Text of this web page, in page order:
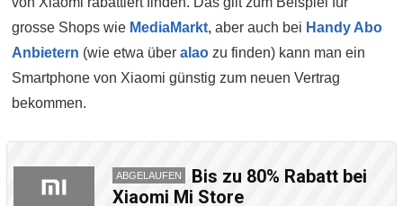
grosse Shops wie MediaMarkt, aber auch bei Handy Abo
Anbietern (wie etwa über alao zu finden) kann man ein
Smartphone von Xiaomi günstig zum neuen Vertrag
bekommen.
ABGELAUFEN
Bis zu 80% Rabatt bei
Xiaomi Mi Store